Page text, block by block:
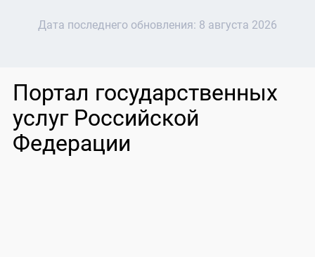
Дата последнего обновления: 8 августа 2026
Портал государственных
услуг Российской
Федерации